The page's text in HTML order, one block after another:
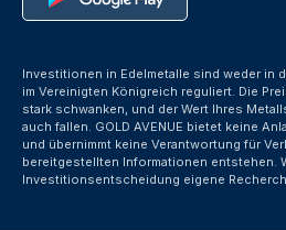
Investitionen in Edelmetalle sind weder in
im Vereinigten Königreich reguliert. Die
stark schwanken, und der Wert Ihres
auch fallen. GOLD AVENUE bietet keine
und übernimmt keine Verantwortung für
bereitgestellten Informationen entstehen.
Investitionsentscheidung eigene